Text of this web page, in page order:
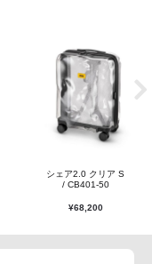
シェア2.0 クリア S
/ CB401-50
¥68,200